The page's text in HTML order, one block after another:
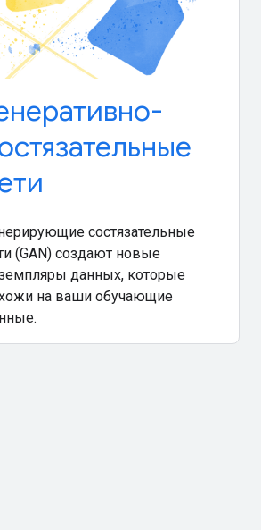
состязательные
(GAN) создают новые
данных, которые
на ваши обучающие